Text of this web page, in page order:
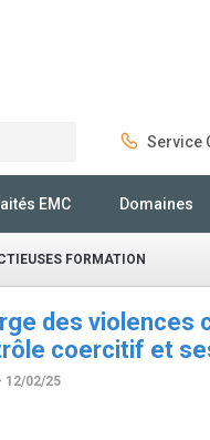
Service
EMC Domaines
FORMATION
des violences
coercitif et
12/02/25